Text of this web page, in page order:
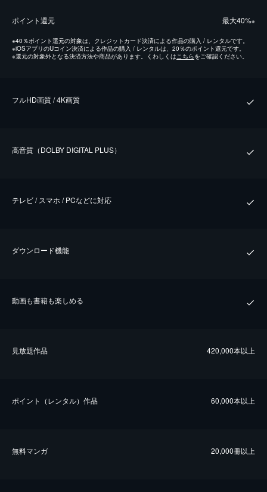
ポイント還元 最⼤40%※
※40％ポイント還元の対象は、クレジットカード決済による作品の購入 / レンタルです。
※iOSアプリのUコイン決済による作品の購入 / レンタルは、20％のポイント還元です。
※還元の対象外となる決済方法や商品があります。くわしくは こちらをご確認ください。
フルHD画質 / 4K画質
⾼⾳質（DOLBY DIGITAL PLUS）
テレビ / スマホ / PCなどに対応
ダウンロード機能
動画も書籍も楽しめる
⾒放題作品 420,000本以上
ポイント（レンタル）作品 60,000本以上
無料マンガ 20,000冊以上